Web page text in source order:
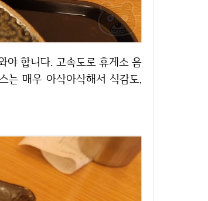
는 매우 아삭아삭해서 식감도,